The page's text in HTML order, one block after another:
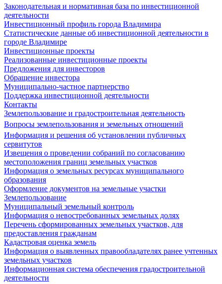
Законодательная и нормативная база по инвестиционной
деятельности
Инвестиционный профиль города Владимира
Статистические данные об инвестиционной деятельности в
городе Владимире
Инвестиционные проекты
Реализованные инвестиционные проекты
Предложения для инвесторов
Обращение инвестора
Муниципально-частное партнерство
Поддержка инвестиционной деятельности
Контакты
Землепользование и градостроительная деятельность
Вопросы землепользования и земельных отношений
Информация и решения об установлении публичных
сервитутов
Извещения о проведении собраний по согласованию
местоположения границ земельных участков
Информация о земельных ресурсах муниципального
образования
Оформление документов на земельные участки
Землепользование
Муниципальный земельный контроль
Информация о невостребованных земельных долях
Перечень сформированных земельных участков, для
предоставления гражданам
Кадастровая оценка земель
Информация о выявленных правообладателях ранее учтенных
земельных участков
Информационная система обеспечения градостроительной
деятельности